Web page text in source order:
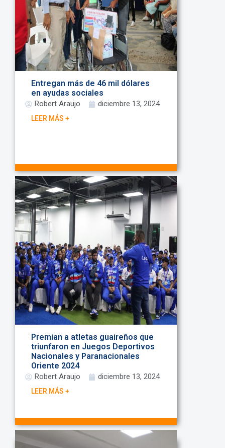
Entregan más de 46 mil dólares
en ayudas sociales
Robert Araujo diciembre 13, 2024
LEER MÁS +
Premian a atletas guaireños que
triunfaron en Juegos Deportivos
Nacionales y Paranacionales
Oriente 2024
Robert Araujo diciembre 13, 2024
LEER MÁS +